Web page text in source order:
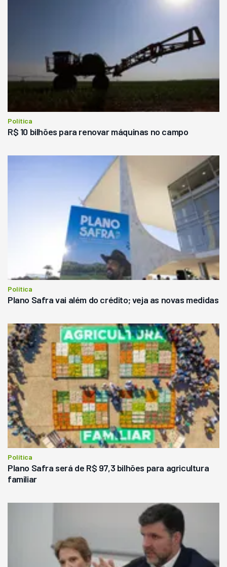
Política
R$ 10 bilhões para renovar máquinas no campo
Política
Plano Safra vai além do crédito; veja as novas medidas
Política
Plano Safra será de R$ 97,3 bilhões para agricultura
familiar